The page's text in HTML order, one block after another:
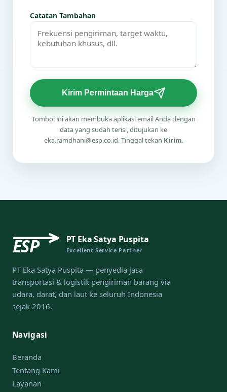
Catatan Tambahan
Kirim Permintaan Harga
Tombol ini akan membuka aplikasi email Anda dengan
data yang sudah terisi, ditujukan ke
eka.ramdhani@esp.co.id. Tinggal tekan Kirim.
ESP PT Eka Satya Puspita
Excellent Service Partner
PT Eka Satya Puspita — penyedia jasa
transportasi & logistik pengiriman barang via
udara, darat, dan laut ke seluruh Indonesia
sejak 2016.
Navigasi
Beranda
Tentang Kami
Layanan